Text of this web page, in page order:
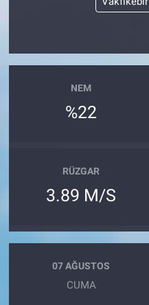
NEM
%22
RÜZGAR
3.89 M/S
07 AĞUSTOS
CUMA